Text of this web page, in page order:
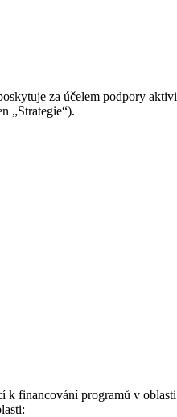
za účelem podpory
„Strategie“).
financování programů v